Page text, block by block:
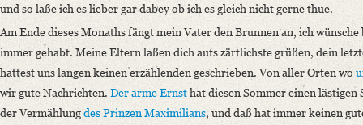
und so laße ich es lieber gar dabey ob ich es gleich nicht gerne thue.
Am Ende dieses Monaths fängt mein Vater den Brunnen an, ich
immer gehabt. Meine Eltern laßen dich aufs zärtlichste grüßen, dein
hattest uns langen keinen erzählenden geschrieben. Von aller Orten wo
wir gute Nachrichten. Der arme Ernsthat diesen Sommer einen
der Vermählungdes Prinzen Maximilians, und daß hat immer keinen